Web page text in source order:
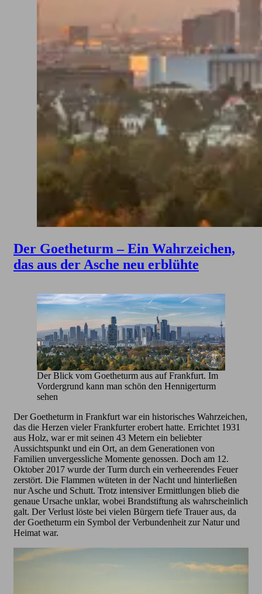
Der Goetheturm – Ein Wahrzeichen,
das aus der Asche neu erblühte
Der Blick vom Goetheturm aus auf Frankfurt. Im
Vordergrund kann man schön den Hennigerturm
sehen
Der Goetheturm in Frankfurt war ein historisches Wahrzeichen,
das die Herzen vieler Frankfurter erobert hatte. Errichtet 1931
aus Holz, war er mit seinen 43 Metern ein beliebter
Aussichtspunkt und ein Ort, an dem Generationen von
Familien unvergessliche Momente genossen. Doch am 12.
Oktober 2017 wurde der Turm durch ein verheerendes Feuer
zerstört. Die Flammen wüteten in der Nacht und hinterließen
nur Asche und Schutt. Trotz intensiver Ermittlungen blieb die
genaue Ursache unklar, wobei Brandstiftung als wahrscheinlich
galt. Der Verlust löste bei vielen Bürgern tiefe Trauer aus, da
der Goetheturm ein Symbol der Verbundenheit zur Natur und
Heimat war.